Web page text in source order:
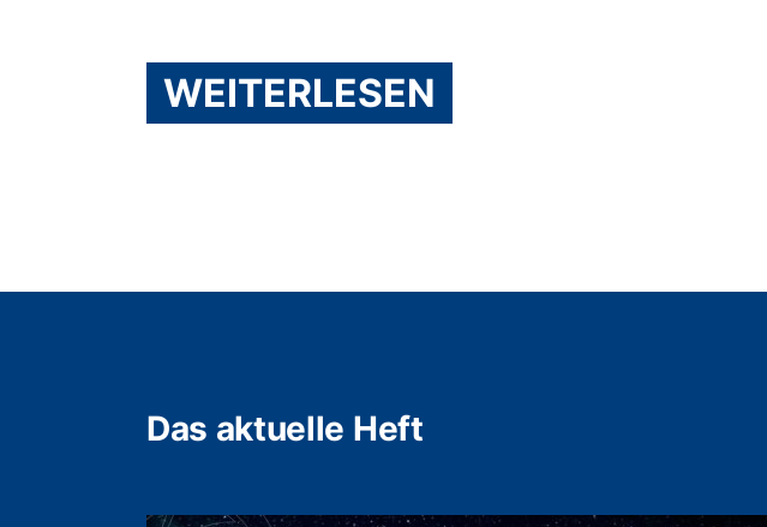
WEITERLESEN
Das aktuelle Heft